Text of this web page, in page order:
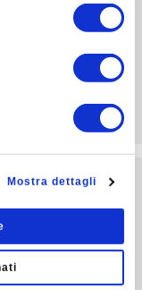
Mostra dettagli
sostituzioni o